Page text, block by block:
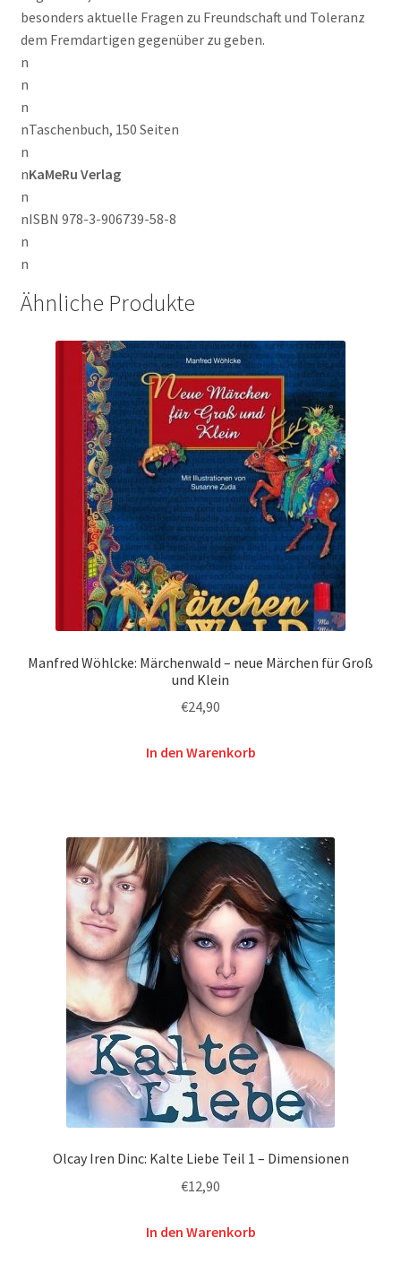
besonders aktuelle Fragen zu Freundschaft und Toleranz
dem Fremdartigen gegenüber zu geben.
n
n
n
nTaschenbuch, 150 Seiten
n
nKaMeRu Verlag
n
nISBN 978-3-906739-58-8
n
n
Ähnliche Produkte
Manfred Wöhlcke: Märchenwald – neue Märchen für Groß
und Klein
€24,90
In den Warenkorb
Olcay Iren Dinc: Kalte Liebe Teil 1 – Dimensionen
€12,90
In den Warenkorb